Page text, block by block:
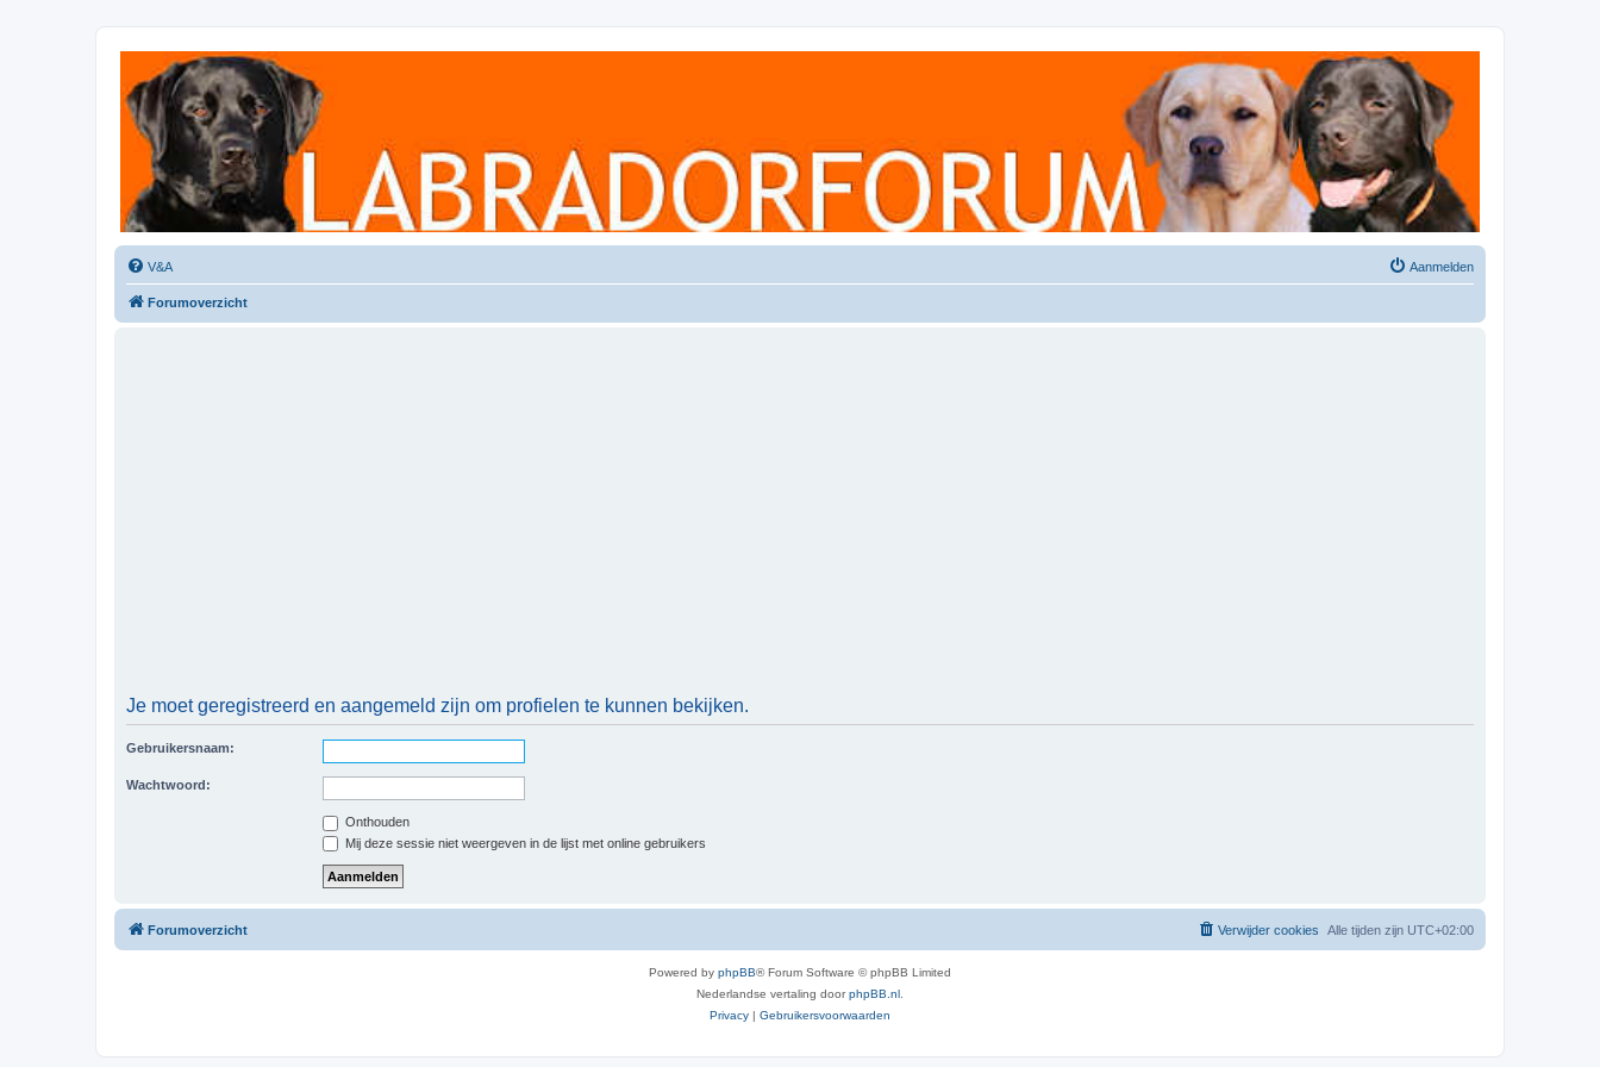
Labradorforum
Het gezelligste Labradorforum van Nederland en België!
V&A Aanmelden
Forumoverzicht
Je moet geregistreerd en aangemeld zijn om profielen te kunnen bekijken.
Gebruikersnaam:
Wachtwoord:
Onthouden
Mij deze sessie niet weergeven in de lijst met online gebruikers
Forumoverzicht Alle tijden zijn UTC+02:00
Verwijder cookies
Powered by phpBB® Forum Software © phpBB Limited
Nederlandse vertaling doorphpBB.nl .
Privacy
Gebruikersvoorwaarden